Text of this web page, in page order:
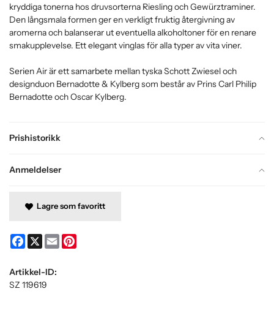
Prishistorikk
Anmeldelser
kryddiga tonerna hos druvsorterna Riesling och Gewürztraminer.
Den långsmala formen ger en verkligt fruktig återgivning av
aromerna och balanserar ut eventuella alkoholtoner för en renare
smakupplevelse. Ett elegant vinglas för alla typer av vita viner.
Serien Air är ett samarbete mellan tyska Schott Zwiesel och
designduon Bernadotte & Kylberg som består av Prins Carl Philip
Bernadotte och Oscar Kylberg.
Lagre som favoritt
Facebook
X Email
Artikkel-ID:
SZ 119619